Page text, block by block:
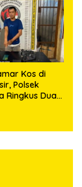
Kos di
Polsek
Ringkus Dua